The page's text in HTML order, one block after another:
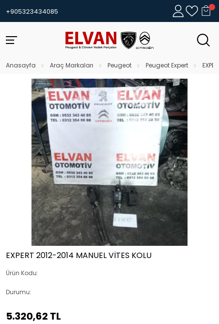
+905323434085
Anasayfa Araç Markaları Peugeot Peugeot Expert
EXPERT 2012-2014 MANUEL VİTES KOLU
Ürün Kodu:
Durumu:
5.320,62 TL